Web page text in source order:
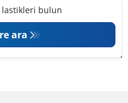
lastikleri bulun
ara